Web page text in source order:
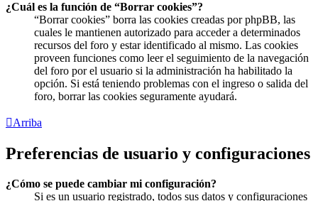
¿Cuál es la función de “Borrar cookies”?
“Borrar cookies” borra las cookies creadas por phpBB, las
cuales le mantienen autorizado para acceder a determinados
recursos del foro y estar identificado al mismo. Las cookies
proveen funciones como leer el seguimiento de la navegación
del foro por el usuario si la administración ha habilitado la
opción. Si está teniendo problemas con el ingreso o salida del
foro, borrar las cookies seguramente ayudará.
Arriba
Preferencias de usuario y configuraciones
¿Cómo se puede cambiar mi configuración?
Si es un usuario registrado, todos sus datos y configuraciones